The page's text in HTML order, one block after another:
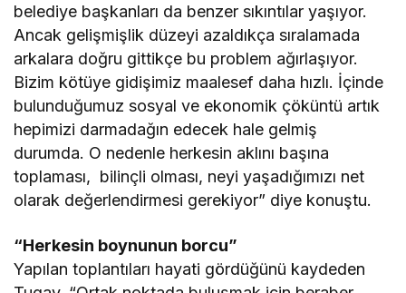
belediye başkanları da benzer sıkıntılar yaşıyor.
Ancak gelişmişlik düzeyi azaldıkça sıralamada
arkalara doğru gittikçe bu problem ağırlaşıyor.
Bizim kötüye gidişimiz maalesef daha hızlı. İçinde
bulunduğumuz sosyal ve ekonomik çöküntü artık
hepimizi darmadağın edecek hale gelmiş
durumda. O nedenle herkesin aklını başına
toplaması, bilinçli olması, neyi yaşadığımızı net
olarak değerlendirmesi gerekiyor” diye konuştu.
“Herkesin boynunun borcu”
Yapılan toplantıları hayati gördüğünü kaydeden